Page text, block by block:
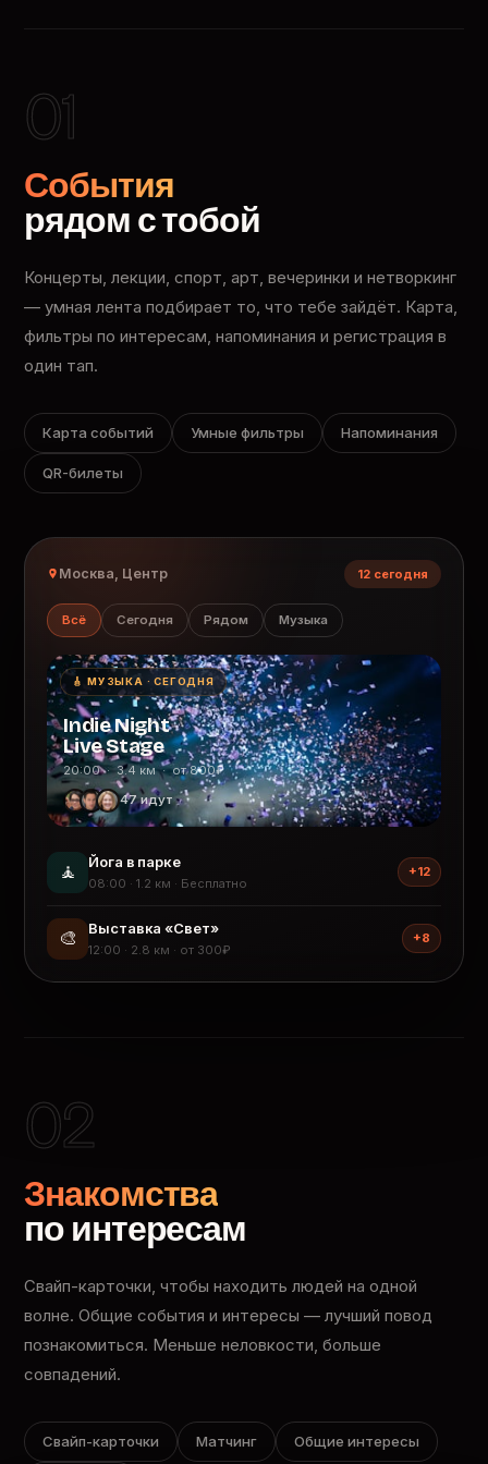
01
События
рядом с тобой
Концерты, лекции, спорт, арт, вечеринки и нетворкинг
— умная лента подбирает то, что тебе зайдёт. Карта,
фильтры по интересам, напоминания и регистрация в
один тап.
Карта событий Умные фильтры Напоминания
QR-билеты
Москва, Центр 12 сегодня
Всё Сегодня Рядом Музыка
🎸 МУЗЫКА · СЕГОДНЯ
Indie Night
Live Stage
20:00 · 3.4 км · от 800₽
47 идут
🧘 Йога в парке
08:00 · 1.2 км · Бесплатно
+12
🎨 Выставка «Свет»
12:00 · 2.8 км · от 300₽
+8
02
Знакомства
по интересам
Свайп-карточки, чтобы находить людей на одной
волне. Общие события и интересы — лучший повод
познакомиться. Меньше неловкости, больше
совпадений.
Свайп-карточки Матчинг Общие интересы